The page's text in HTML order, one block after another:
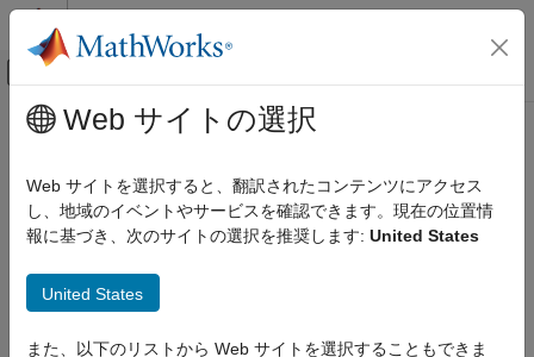
コンテンツへスキップ
オフキャンバス ナビゲーション メ
ドキュメンテーションのホーム
メインコンテンツ
Web サイトの選択
Web サイトを選択すると、翻訳されたコンテンツにアクセス
し、地域のイベントやサービスを確認できます。現在の位置情
報に基づき、次のサイトの選択を推奨します: United States
United States
また、以下のリストから Web サイトを選択することもできま